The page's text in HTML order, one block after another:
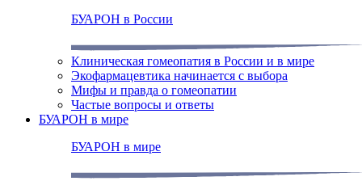
БУАРОН в России
Клиническая гомеопатия в России и в мире
Экофармацевтика начинается с выбора
Мифы и правда о гомеопатии
Частые вопросы и ответы
БУАРОН в мире
БУАРОН в мире